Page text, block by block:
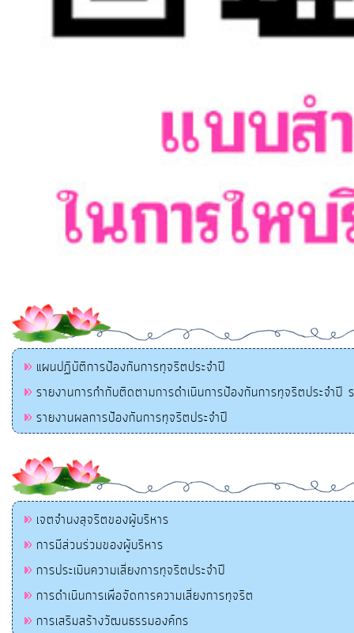
แผนปฏิบัติการป้องกันการทุจริตประจำปี
รายงานการกำกับติดตามการดำเนินการป้องกันการทุจริตประจำ
รายงานผลการป้องกันการทุจริตประจำปี
เจตจำนงสุจริตของผู้บริหาร
การมีส่วนร่วมของผู้บริหาร
การประเมินความเสี่ยงการทุจริตประจำปี
การดำเนินการเพื่อจัดการความเสี่ยงการทุจริต
การเสริมสร้างวัฒนธรรมองค์กร